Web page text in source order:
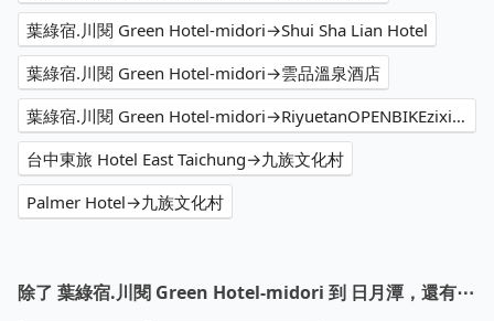
葉綠宿.川閱 Green Hotel-midori→Shui Sha Lian Hotel
葉綠宿.川閱 Green Hotel-midori→雲品溫泉酒店
葉綠宿.川閱 Green Hotel-midori→RiyuetanOPENBIKEzixingchechuzu Station
台中東旅 Hotel East Taichung→九族文化村
Palmer Hotel→九族文化村
除了 葉綠宿.川閱 Green Hotel-midori 到 日月潭，還有⋯